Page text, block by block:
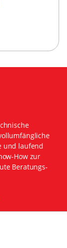
und laufend
How zur
Beratungs-